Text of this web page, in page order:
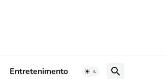
Entretenimento